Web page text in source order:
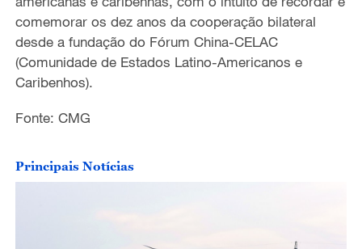
comemorar os dez anos da cooperação bilateral
desde a fundação do Fórum China-CELAC
(Comunidade de Estados Latino-Americanos e
Caribenhos).
Fonte: CMG
Principais Notícias